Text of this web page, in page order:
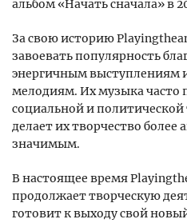
альбом «Начать сначала» в
За свою историю
завоевать популярность
энергичным выступлениям
мелодиям. Их музыка часто
социальной и
делает их творчество более
значимым.
В настоящее время
продолжает творческую
готовит к выходу свой